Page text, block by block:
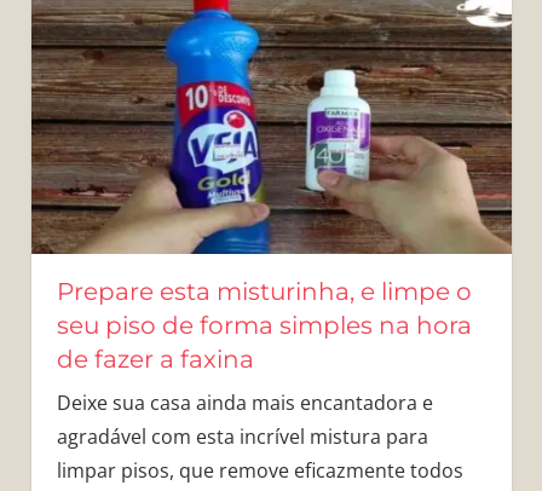
Prepare esta misturinha, e limpe o
seu piso de forma simples na hora
de fazer a faxina
Deixe sua casa ainda mais encantadora e
agradável com esta incrível mistura para
limpar pisos, que remove eficazmente todos